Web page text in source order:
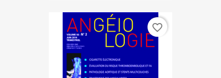
favorite_border